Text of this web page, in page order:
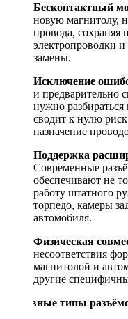
Бесконтактный
новую магнитолу,
провода, сохраняя
электропроводки
замены.
Исключение
и предварительно
нужно
сводит к нулю
назначение
Поддержка
Современные
обеспечивают не
работу штатного
торпедо, камеры
автомобиля.
Физическая
несоответствия
магнитолой и
другие
Основные типы